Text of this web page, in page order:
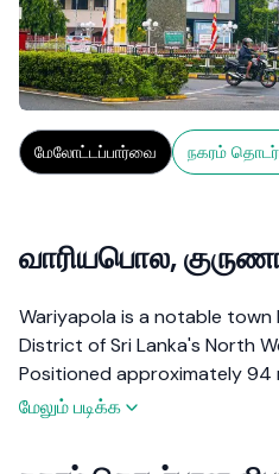
மேலோட்டப்பார்வை நகரம்
வாரியபொல,
Wariyapola is a notable
District of Sri Lanka's North
Positioned approximately 94
Wariyapola is about 20
is historically significant due
மேலும் படிக்க